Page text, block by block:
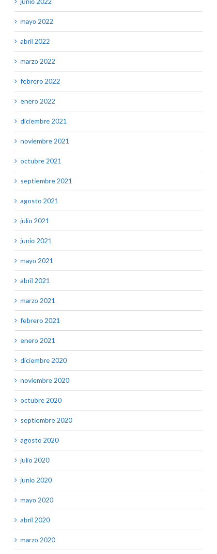
mayo 2022
abril 2022
marzo 2022
febrero 2022
enero 2022
diciembre 2021
noviembre 2021
octubre 2021
septiembre 2021
agosto 2021
julio 2021
junio 2021
mayo 2021
abril 2021
marzo 2021
febrero 2021
enero 2021
diciembre 2020
noviembre 2020
octubre 2020
septiembre 2020
agosto 2020
julio 2020
junio 2020
mayo 2020
abril 2020
marzo 2020